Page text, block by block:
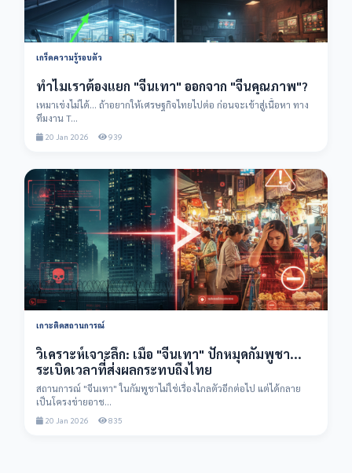
เกร็ดความรู้รอบตัว
ทำไมเราต้องแยก "จีนเทา" ออกจาก "จีนคุณภาพ"?
เหมาเข่งไม่ได้... ถ้าอยากให้เศรษฐกิจไทยไปต่อ ก่อนจะเข้าสู่เนื้อหา ทาง
ทีมงาน T...
20 Jan 2026 939
เกาะติดสถานการณ์
วิเคราะห์เจาะลึก: เมื่อ "จีนเทา" ปักหมุดกัมพูชา...
ระเบิดเวลาที่ส่งผลกระทบถึงไทย
สถานการณ์ "จีนเทา" ในกัมพูชาไม่ใช่เรื่องไกลตัวอีกต่อไป แต่ได้กลาย
เป็นโครงข่ายอาช...
20 Jan 2026 835